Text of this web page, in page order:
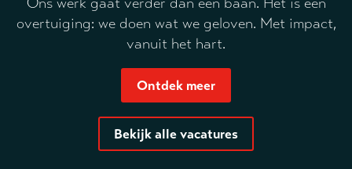
overtuiging: we doen wat we geloven. Met impact,
vanuit het hart.
Ontdek meer
Bekijk alle vacatures